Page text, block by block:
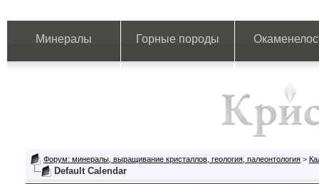
Минералы Горные породы
Форум: минералы, выращивание кристаллов, геология, палеонтология >
Default Calendar